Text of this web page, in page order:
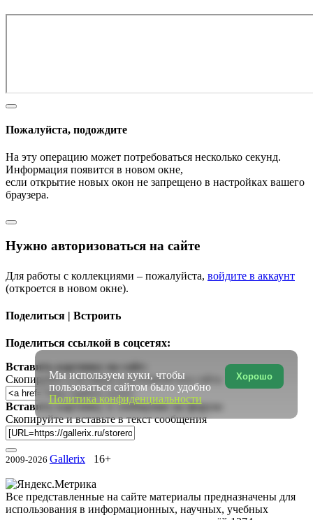
Пожалуйста, подождите
На эту операцию может потребоваться несколько секунд.
Информация появится в новом окне,
если открытие новых окон не запрещено в настройках вашего
браузера.
Нужно авторизоваться на сайте
Для работы с коллекциями – пожалуйста, войдите в аккаунт
(откроется в новом окне).
Поделиться | Встроить
Поделиться ссылкой в соцсетях:
Вставить картинку на сайт:
Скопируйте и вставьте в исходный код сайта
Вставить картинку в сообщение на форум:
Скопируйте и вставьте в текст сообщения
2009-2026 Gallerix 16+
Все представленные на сайте материалы предназначены для
использования в информационных, научных, учебных
Хорошо
Мы используем куки, чтобы
пользоваться сайтом было удобно
Политика конфиденциальности